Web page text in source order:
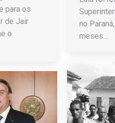
para os
de Jair
o
no
meses…